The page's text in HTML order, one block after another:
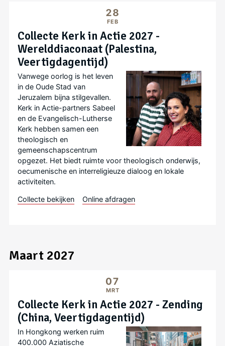
28
FEB
Collecte Kerk in Actie 2027 -
Werelddiaconaat (Palestina,
Veertigdagentijd)
Vanwege oorlog is het leven
in de Oude Stad van
Jeruzalem bijna stilgevallen.
Kerk in Actie-partners Sabeel
en de Evangelisch-Lutherse
Kerk hebben samen een
theologisch en
gemeenschapscentrum
opgezet. Het biedt ruimte voor theologisch onderwijs,
oecumenische en interreligieuze dialoog en lokale
activiteiten.
Collecte bekijken Online afdragen
Maart 2027
07
MRT
Collecte Kerk in Actie 2027 - Zending
(China, Veertigdagentijd)
In Hongkong werken ruim
400.000 Aziatische